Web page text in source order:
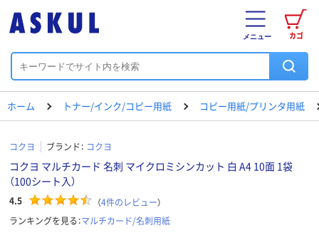
カゴ
メニュー
ホーム トナー/インク/コピー用紙 コピー用紙/プリンタ用紙
コクヨ ブランド： コクヨ
コクヨ マルチカード 名刺 マイクロミシンカット 白 A4 10面 1袋
（100シート入）
4.5 （4件のレビュー）
ランキングを見る：マルチカード/名刺用紙